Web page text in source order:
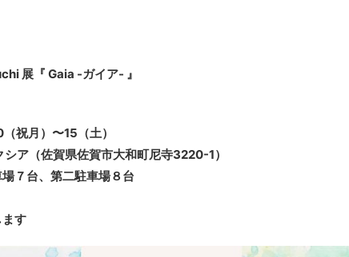
展 『 Gaia -ガイア- 』
祝月）〜15（土）
シア（佐賀県佐賀市大和町尼寺3220-1）
７台、第二駐車場８台
す